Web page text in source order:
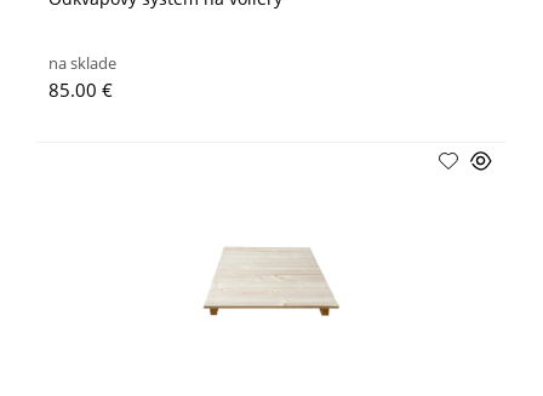
na sklade
85.00 €